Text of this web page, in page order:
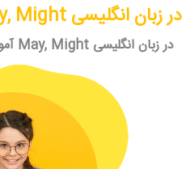
گرامر تفاوت May, Might در زبان انگلیسی
آموزش گرامر متوسط May, Might در زبان انگلیسی